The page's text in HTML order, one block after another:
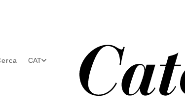
CAT